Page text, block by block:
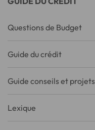
Questions de Budget
Guide du crédit
Guide conseils et projets
Lexique